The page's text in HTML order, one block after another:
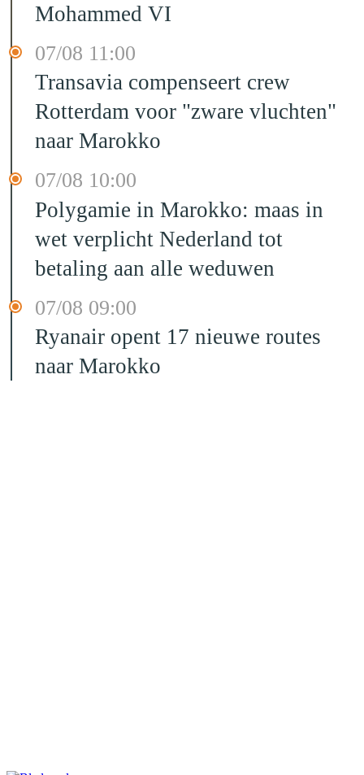
Mohammed VI
07/08 11:00
Transavia compenseert crew
Rotterdam voor "zware vluchten"
naar Marokko
07/08 10:00
Polygamie in Marokko: maas in
wet verplicht Nederland tot
betaling aan alle weduwen
07/08 09:00
Ryanair opent 17 nieuwe routes
naar Marokko